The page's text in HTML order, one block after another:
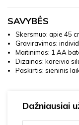
SAVYBĖS
Skersmuo: apie 45
Graviravimas:
Maitinimas: 1 AA
Dizainas: kareivio
Paskirtis: sieninis
Dažniausiai